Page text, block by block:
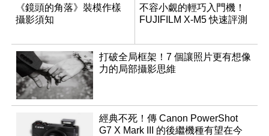
《鏡頭的角落》裝模作樣
攝影須知
不容小覷的輕巧入門機！
FUJIFILM X-M5 快速評測
打破全局框架！7 個讓照片更有想像
力的局部攝影思維
經典不死！傳 Canon PowerShot
G7 X Mark III 的後繼機種有望在今